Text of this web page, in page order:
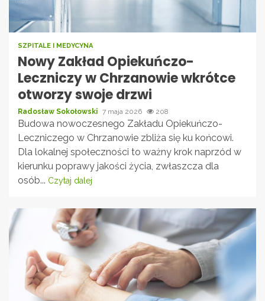
SZPITALE I MEDYCYNA
Nowy Zakład Opiekuńczo-
Leczniczy w Chrzanowie wkrótce
otworzy swoje drzwi
Radosław Sokołowski 7 maja 2026 208
Budowa nowoczesnego Zakładu Opiekuńczo-
Leczniczego w Chrzanowie zbliża się ku końcowi.
Dla lokalnej społeczności to ważny krok naprzód w
kierunku poprawy jakości życia, zwłaszcza dla
osób... Czytaj dalej